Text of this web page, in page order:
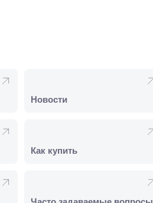
Новости
Как купить